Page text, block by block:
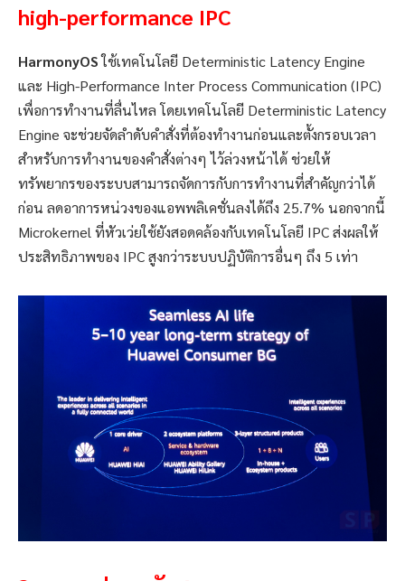
high-performance IPC
HarmonyOSใช้เทคโนโลยี Deterministic Latency Engine
และ High-Performance Inter Process Communication (IPC)
เพื่อการทำงานที่ลื่นไหล โดยเทคโนโลยี Deterministic Latency
Engine จะช่วยจัดลำดับคำสั่งที่ต้องทำงานก่อนและตั้งกรอบเวลา
สำหรับการทำงานของคำสั่งต่างๆ ไว้ล่วงหน้าได้ ช่วยให้
ทรัพยากรของระบบสามารถจัดการกับการทำงานที่สำคัญกว่าได้
ก่อน ลดอาการหน่วงของแอพพลิเคชั่นลงได้ถึง 25.7% นอกจากนี้
Microkernel ที่หัวเว่ยใช้ยังสอดคล้องกับเทคโนโลยี IPC ส่งผลให้
ประสิทธิภาพของ IPC สูงกว่าระบบปฏิบัติการอื่นๆ ถึง 5 เท่า